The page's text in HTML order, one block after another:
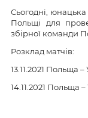
Сьогодні,
Польщі для
збірної команди
Розклад матчів:
13.11.2021 Польща
14.11.2021 Польща